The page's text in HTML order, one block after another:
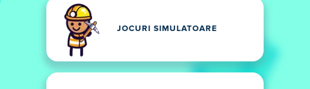
JOCURI SIMULATOARE